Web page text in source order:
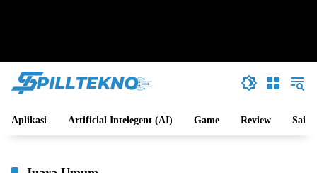
Aplikasi Artificial Intelegent (AI) Game Review Sains